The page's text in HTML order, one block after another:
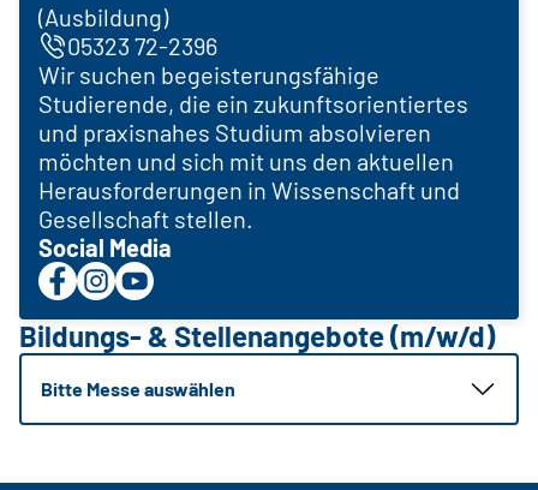
(Ausbildung)
05323 72-2396
Wir suchen begeisterungsfähige
Studierende, die ein zukunftsorientiertes
und praxisnahes Studium absolvieren
möchten und sich mit uns den aktuellen
Herausforderungen in Wissenschaft und
Gesellschaft stellen.
Social Media
Bildungs- & Stellenangebote (m/w/d)
Bitte Messe auswählen